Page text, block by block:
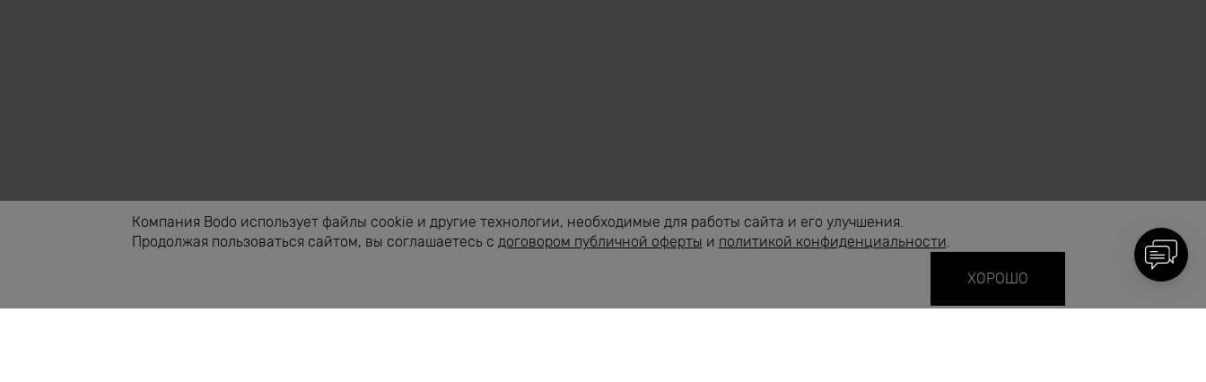
Компания Bodo использует файлы cookie и другие технологии, необходимые для работы сайта и его улучшения.
Продолжая пользоваться сайтом, вы соглашаетесь с договором публичной оферты и политикой конфиденциальности.
ХОРОШО